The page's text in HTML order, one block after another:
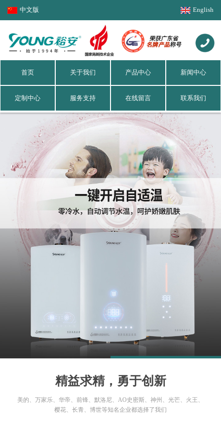
中文版 English
首页 关于我们 产品中心 新闻中心
定制中心 服务支持 在线留言 联系我们
精益求精，勇于创新
美的、万家乐、华帝、前锋、默洛尼、AO史密斯、神州、光芒、火王、
樱花、长青、博世等知名企业都选择了我们